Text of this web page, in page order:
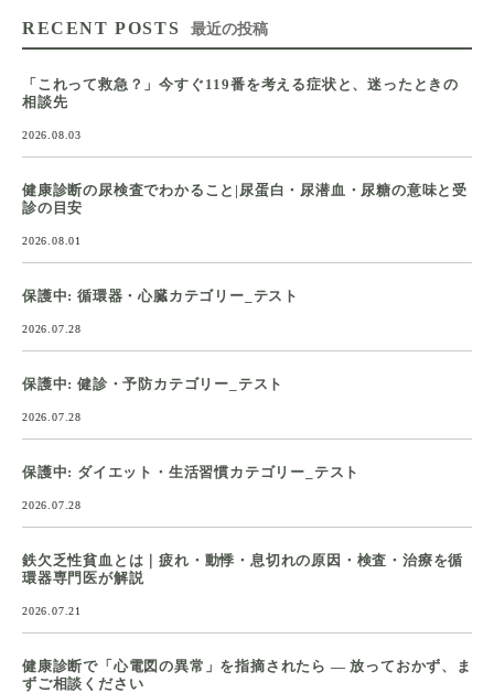
RECENT POSTS 最近の投稿
「これって救急？」今すぐ119番を考える症状と、迷ったときの
相談先
2026.08.03
健康診断の尿検査でわかること|尿蛋白・尿潜血・尿糖の意味と受
診の目安
2026.08.01
保護中: 循環器・心臓カテゴリー_テスト
2026.07.28
保護中: 健診・予防カテゴリー_テスト
2026.07.28
保護中: ダイエット・生活習慣カテゴリー_テスト
2026.07.28
鉄欠乏性貧血とは｜疲れ・動悸・息切れの原因・検査・治療を循
環器専門医が解説
2026.07.21
健康診断で「心電図の異常」を指摘されたら ― 放っておかず、ま
ずご相談ください